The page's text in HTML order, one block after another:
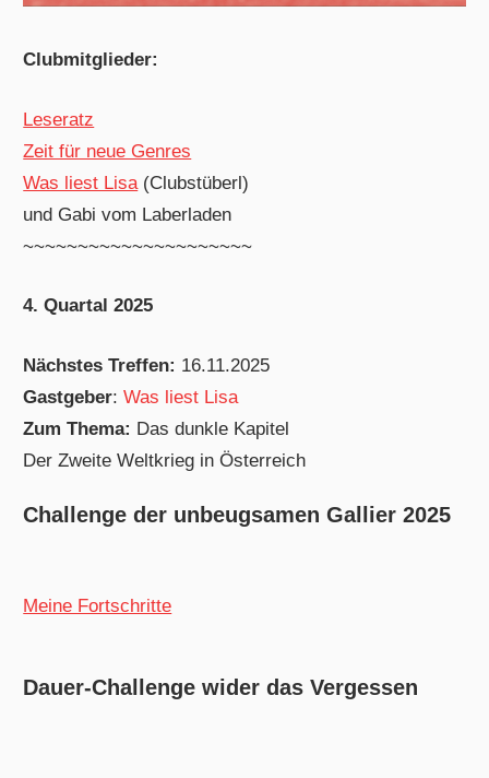
Clubmitglieder:
Leseratz
Zeit für neue Genres
Was liest Lisa (Clubstüberl)
und Gabi vom Laberladen
~~~~~~~~~~~~~~~~~~~~~
4. Quartal 2025
Nächstes Treffen: 16.11.2025
Gastgeber:Was liest Lisa
Zum Thema: Das dunkle Kapitel
Der Zweite Weltkrieg in Österreich
Challenge der unbeugsamen Gallier 2025
Meine Fortschritte
Dauer-Challenge wider das Vergessen